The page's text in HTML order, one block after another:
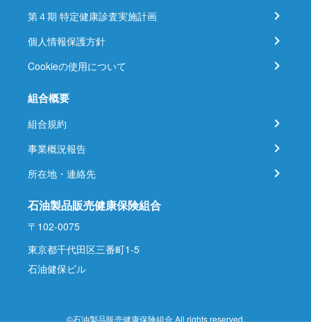
第４期 特定健康診査実施計画
個人情報保護方針
Cookieの使用について
組合概要
組合規約
事業概況報告
所在地・連絡先
石油製品販売健康保険組合
〒102-0075
東京都千代田区三番町1-5
石油健保ビル
©石油製品販売健康保険組合 All rights reserved.